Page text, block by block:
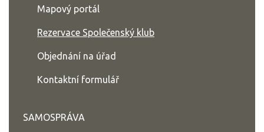
Mapový portál
Rezervace Společenský klub
Objednání na úřad
Kontaktní formulář
SAMOSPRÁVA